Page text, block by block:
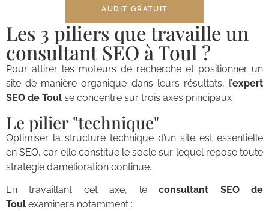
AUDIT GRATUIT
Les 3 piliers que travaille un
consultant SEO à Toul ?
Pour attirer les moteurs de recherche et positionner un
site de manière organique dans leurs résultats, l’expert
SEO de Toul se concentre sur trois axes principaux :
Le pilier "technique"
Optimiser la structure technique d’un site est essentielle
en SEO, car elle constitue le socle sur lequel repose toute
stratégie d’amélioration continue.
En travaillant cet axe, leconsultant SEO de
Toul examinera notamment :